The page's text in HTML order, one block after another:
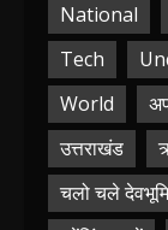
National
Tech
World
उत्तराखंड
चलो चले देवभूमि